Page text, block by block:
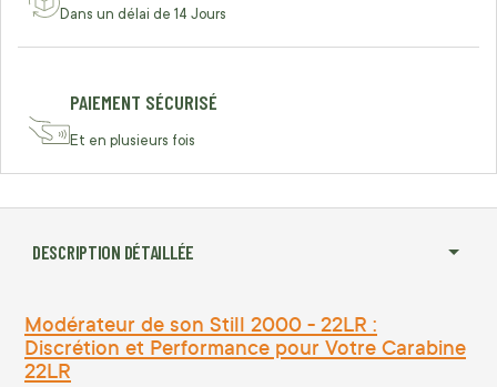
Dans un délai de 14 Jours
PAIEMENT SÉCURISÉ
Et en plusieurs fois
DESCRIPTION DÉTAILLÉE
Modérateur de son Still 2000 - 22LR :
Discrétion et Performance pour Votre Carabine
22LR